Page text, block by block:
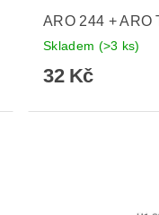
ARO 244 + ARO
Skladem (>3 ks)
32 Kč